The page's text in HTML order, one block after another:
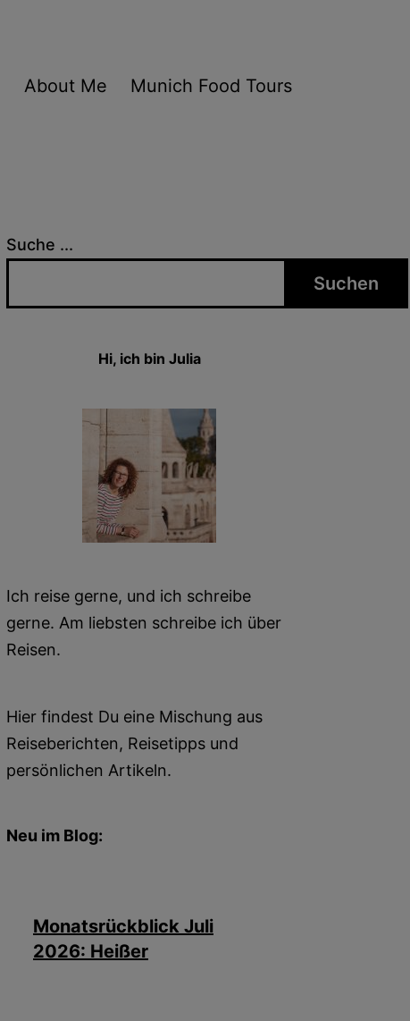
About Me Munich Food Tours
Suche ...
Suchen
Hi, ich bin Julia
Ich reise gerne, und ich schreibe
gerne. Am liebsten schreibe ich über
Reisen.
Hier findest Du eine Mischung aus
Reiseberichten, Reisetipps und
persönlichen Artikeln.
Neu im Blog:
Monatsrückblick Juli
2026: Heißer